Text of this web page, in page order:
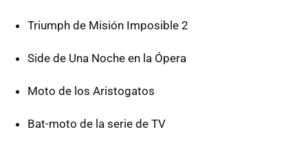
Triumph de Misión Imposible 2
Side de Una Noche en la Ópera
Moto de los Aristogatos
Bat-moto de la serie de TV